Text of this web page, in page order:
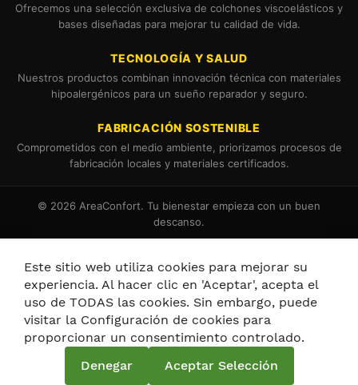
Ofrecemos una selección exclusiva de colchones viscoelásticos y
bases diseñadas para mejorar tu calidad de vida.
TECNOLOGÍA Y SALUD
Nuestros productos combinan innovación técnica con materiales
hipoalergénicos para un sueño reparador y seguro.
FABRICACIÓN SOSTENIBLE
Comprometidos con el medio ambiente, priorizamos procesos de
fabricación locales y materiales certificados.
© 2026 AreaConfort. Tu bienestar empieza con un buen
descanso.
Política de privacidad y cookies
Términos de búsqueda
Búsqueda avanzada
Este sitio web utiliza cookies para mejorar su
experiencia. Al hacer clic en 'Aceptar', acepta el
uso de TODAS las cookies. Sin embargo, puede
visitar la Configuración de cookies para
proporcionar un consentimiento controlado.
Denegar
Aceptar Selección